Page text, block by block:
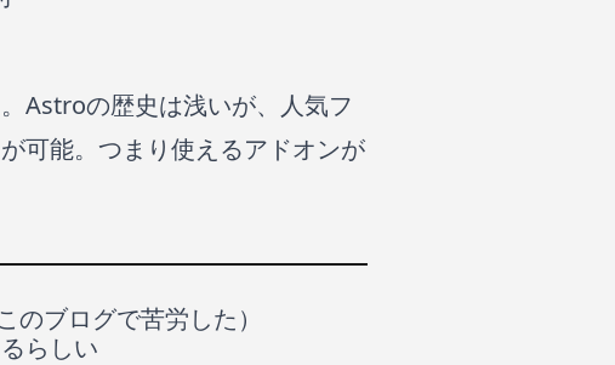
Astroの歴史は浅いが、人気フ
可能。つまり使えるアドオンが
ブログで苦労した）
らしい